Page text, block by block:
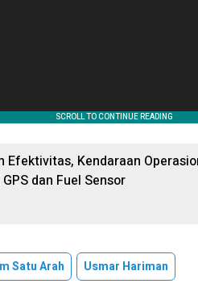
Efektivitas, Kendaraan
dan Fuel Sensor
Satu Arah Usmar Hariman